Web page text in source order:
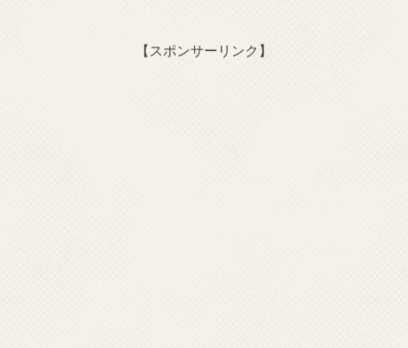
【スポンサーリンク】